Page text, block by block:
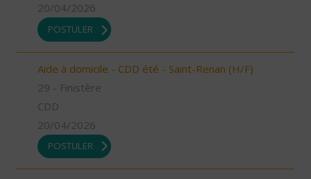
20/04/2026
POSTULER
Aide à domicile - CDD été - Saint-Renan (H/F)
29 - Finistère
CDD
20/04/2026
POSTULER